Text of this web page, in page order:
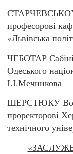
професорові
«Львівська
ЧЕБОТАР Сабіні
Одеського
І.І.Мечникова
ШЕРСТЮКУ
проректорові
технічного